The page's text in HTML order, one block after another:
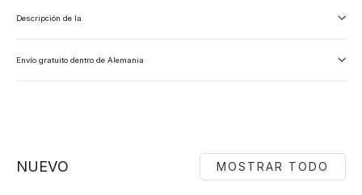
Descripción de la
Envío gratuito dentro de Alemania
NUEVO MOSTRAR TODO